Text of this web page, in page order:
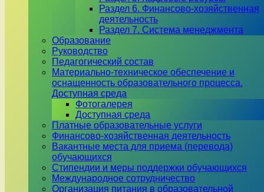
Раздел 6. Финансово-хозяйственная
деятельность
Раздел 7. Система менеджмента
Образование
Руководство
Педагогический состав
Материально-техническое обеспечение и
оснащенность образовательного процесса.
Доступная среда
Фотогалерея
Доступная среда
Платные образовательные услуги
Финансово-хозяйственная деятельность
Вакантные места для приема (перевода)
обучающихся
Стипендии и меры поддержки обучающихся
Международное сотрудничество
Организация питания в образовательной